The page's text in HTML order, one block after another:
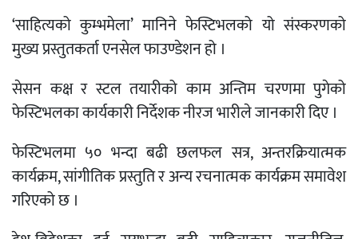
‘साहित्यको कुम्भमेला’ मानिने फेस्टिभलको यो संस्करणको
मुख्य प्रस्तुतकर्ता एनसेल फाउण्डेशन हो ।
सेसन कक्ष र स्टल तयारीको काम अन्तिम चरणमा पुगेको
फेस्टिभलका कार्यकारी निर्देशक नीरज भारीले जानकारी दिए ।
फेस्टिभलमा ५० भन्दा बढी छलफल सत्र, अन्तरक्रियात्मक
कार्यक्रम, सांगीतिक प्रस्तुति र अन्य रचनात्मक कार्यक्रम समावेश
गरिएको छ ।